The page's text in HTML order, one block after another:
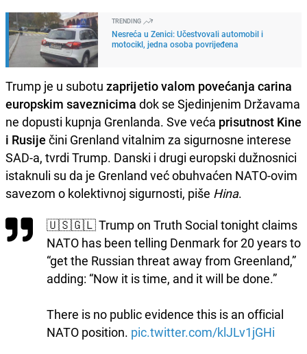
TRENDING
Nesreća u Zenici: Učestvovali automobil i
motocikl, jedna osoba povrijeđena
Trump je u subotu zaprijetio valom povećanja carina
europskim saveznicima dok se Sjedinjenim Državama
ne dopusti kupnja Grenlanda. Sve veća prisutnost Kine
i Rusije čini Grenland vitalnim za sigurnosne interese
SAD-a, tvrdi Trump. Danski i drugi europski dužnosnici
istaknuli su da je Grenland već obuhvaćen NATO-ovim
savezom o kolektivnoj sigurnosti, piše Hina.
🇺🇸🇬🇱 Trump on Truth Social tonight claims
NATO has been telling Denmark for 20 years to
“get the Russian threat away from Greenland,”
adding: “Now it is time, and it will be done.”
There is no public evidence this is an official
NATO position. pic.twitter.com/klJLv1jGHi